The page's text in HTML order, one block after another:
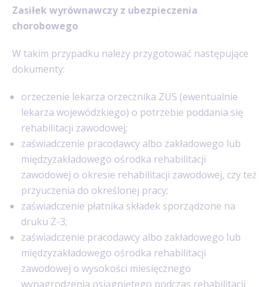
Zasiłek wyrównawczy z ubezpieczenia
chorobowego
W takim przypadku należy przygotować następujące
dokumenty:
orzeczenie lekarza orzecznika ZUS (ewentualnie
lekarza wojewódzkiego) o potrzebie poddania się
rehabilitacji zawodowej;
zaświadczenie pracodawcy albo zakładowego lub
międzyzakładowego ośrodka rehabilitacji
zawodowej o okresie rehabilitacji zawodowej, czy też
przyuczenia do określonej pracy;
zaświadczenie płatnika składek sporządzone na
druku Z-3;
zaświadczenie pracodawcy albo zakładowego lub
międzyzakładowego ośrodka rehabilitacji
zawodowej o wysokości miesięcznego
wynagrodzenia osiągniętego podczas rehabilitacji